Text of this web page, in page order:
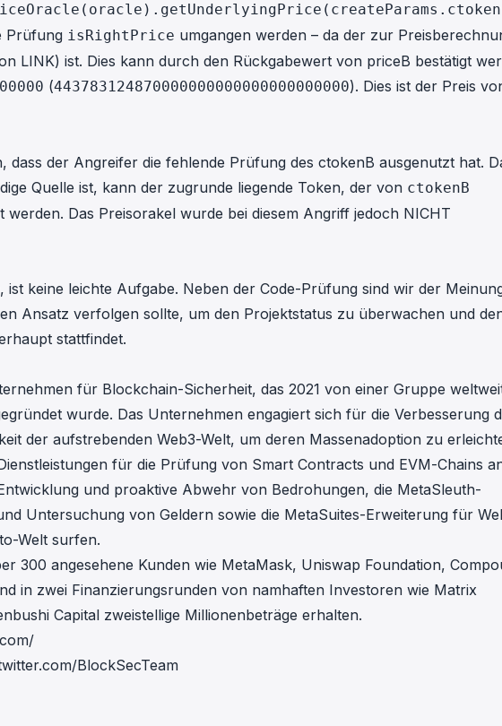
Prüfung isRightPrice umgangen werden – da der zur
LINK) ist. Dies kann durch den Rückgabewert von priceB bestätigt
(443783124870000000000000000000000). Dies ist der Preis
dass der Angreifer die fehlende Prüfung des ctokenB ausgenutzt hat.
Quelle ist, kann der zugrunde liegende Token, der von ctokenB
Das Preisorakel wurde bei diesem Angriff jedoch NICHT
ist keine leichte Aufgabe. Neben der Code-Prüfung sind wir der
Ansatz verfolgen sollte, um den Projektstatus zu überwachen und
stattfindet.
für Blockchain-Sicherheit, das 2021 von einer Gruppe
wurde. Das Unternehmen engagiert sich für die Verbesserung
der aufstrebenden Web3-Welt, um deren Massenadoption zu
für die Prüfung von Smart Contracts und EVM-Chains
und proaktive Abwehr von Bedrohungen, die MetaSleuth-
Untersuchung von Geldern sowie die MetaSuites-Erweiterung für
Welt surfen.
300 angesehene Kunden wie MetaMask, Uniswap Foundation,
in zwei Finanzierungsrunden von namhaften Investoren wie Matrix
Capital zweistellige Millionenbeträge erhalten.
BlockSecTeam